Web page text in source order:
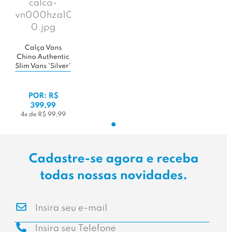
Calça Vans
Chino Authentic
Slim Vans 'Silver'
POR: R$
399,99
4x de R$ 99,99
Cadastre-se agora e receba
todas nossas novidades.